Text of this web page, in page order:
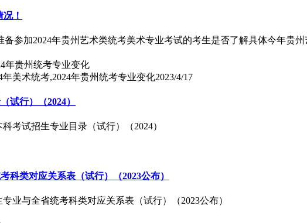
！
参加2024年贵州艺术类统考美术专业考试的考生是否了解具体今年贵
美术统考,2024年贵州统考专业变化2023/4/17
试行）（2024）
考试招生专业目录（试行）（2024）
科类对应关系表（试行）（2023公布）
业与全省统考科类对应关系表（试行）（2023公布）